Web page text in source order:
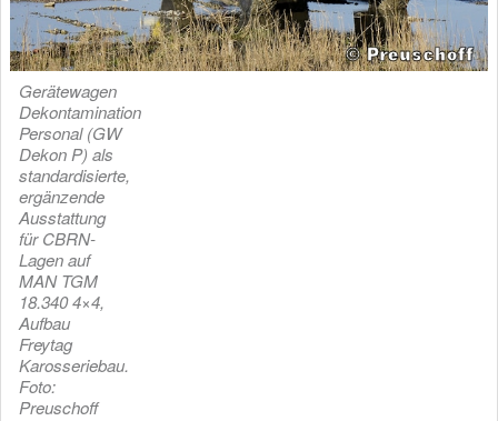
Gerätewagen
Dekontamination
Personal (GW
Dekon P) als
standardisierte,
ergänzende
Ausstattung
für CBRN-
Lagen auf
MAN TGM
18.340 4×4,
Aufbau
Freytag
Karosseriebau.
Foto:
Preuschoff